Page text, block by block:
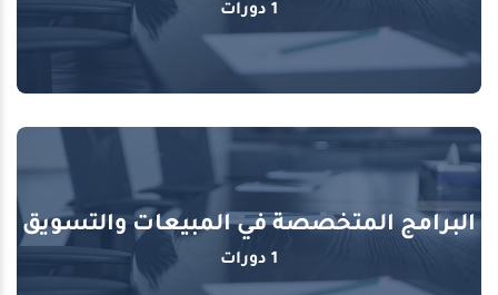
1 دورات
البرامج المتخصصة في المبيعات والتسويق
1 دورات